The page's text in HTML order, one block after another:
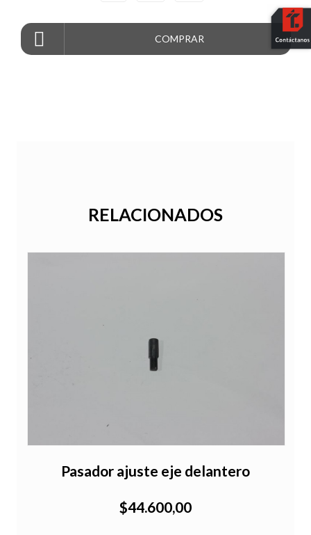
COMPRAR
RELACIONADOS
Pasador ajuste eje delantero
$44.600,00